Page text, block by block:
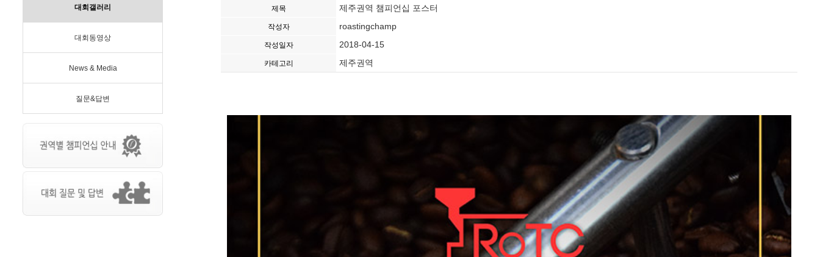
대회갤러리
대회동영상
News & Media
질문&답변
제목 제주권역 챔피언십 포스터
작성자 roastingchamp
작성일자 2018-04-15
카테고리 제주권역